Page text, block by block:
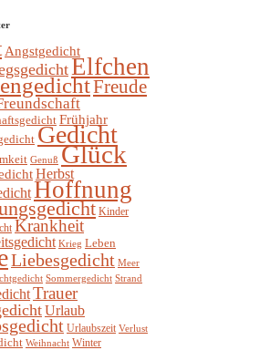
Angstgedicht
Elfchen
Freude
Frühjahr
Gedicht
Genuß Glück
Herbst
Hoffnung
Kinder
Krankheit
Krieg Leben
Liebesgedicht Meer
Sommergedicht Strand
Trauer
Urlaub
Urlaubszeit Verlust
Weihnacht Winter